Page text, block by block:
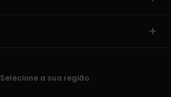
Selecione a sua região